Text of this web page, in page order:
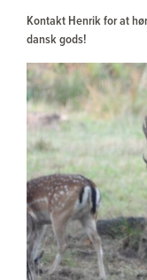
Kontakt Henrik for at
dansk gods!